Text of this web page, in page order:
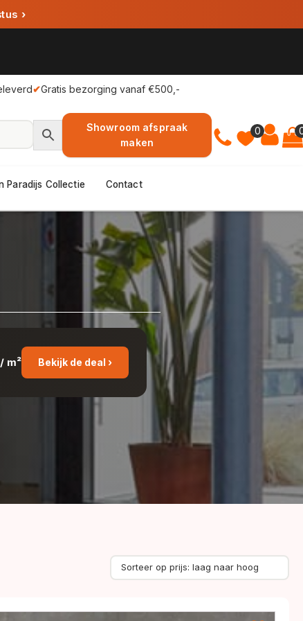
›
✔Gratis bezorging vanaf €500,-
0
Showroom afspraak
maken
Paradijs Collectie Contact
m² Bekijk de deal ›